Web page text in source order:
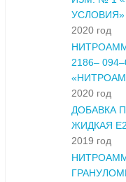
УСЛОВИЯ»
2020 год
2186–
2020 год
ДОБАВКА
ЖИДКАЯ
2019 год